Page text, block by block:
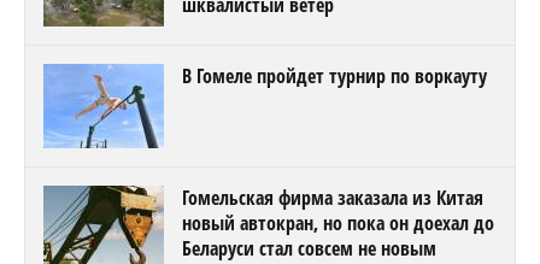
В Гомеле пройдет турнир по воркауту
Гомельская фирма заказала из Китая
новый автокран, но пока он доехал до
Беларуси стал совсем не новым